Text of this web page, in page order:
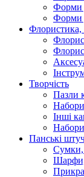
Форми
Форми
Флористика,
Творчість
Пазли
Інші
Набори
Панські
Сумки,